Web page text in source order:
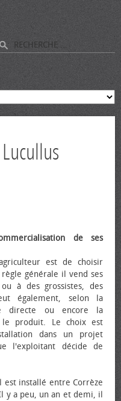
de ses
est de choisir
générale il vend ses
à des grossistes, des
également, selon la
directe ou encore la
produit. Le choix est
dans un projet
l'exploitant décide de
est installé entre Corrèze
y a peu, un an et demi, il